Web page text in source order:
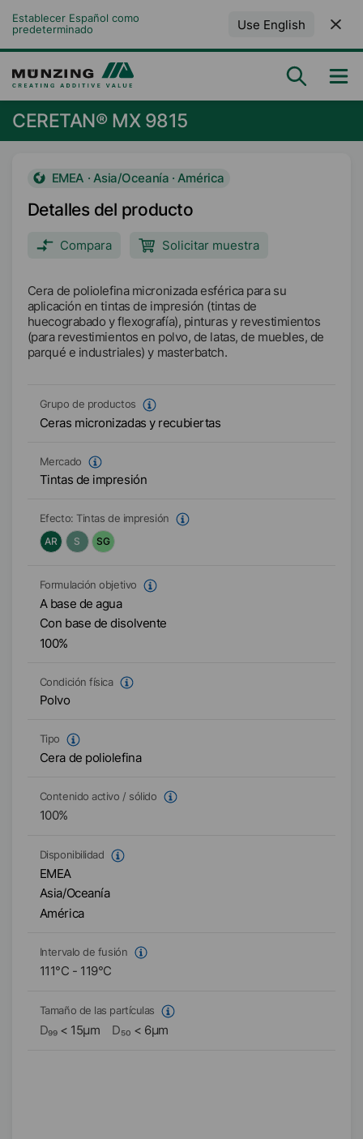
Establecer Español como
predeterminado
Use English
CERETAN® MX 9815
EMEA · Asia/Oceanía · América
Detalles del producto
Compara Solicitar muestra
Cera de poliolefina micronizada esférica para su
aplicación en tintas de impresión (tintas de
huecograbado y flexografía), pinturas y revestimientos
(para revestimientos en polvo, de latas, de muebles, de
parqué e industriales) y masterbatch.
Grupo de productos
Ceras micronizadas y recubiertas
Mercado
Tintas de impresión
Efecto: Tintas de impresión
AR
S SG
Formulación objetivo
A base de agua
Con base de disolvente
100%
Condición física
Polvo
Tipo
Cera de poliolefina
Contenido activo / sólido
100%
Disponibilidad
EMEA
Asia/Oceanía
América
Intervalo de fusión
111°C - 119°C
Tamaño de las partículas
D₉₉ < 15µm D₅₀ < 6µm